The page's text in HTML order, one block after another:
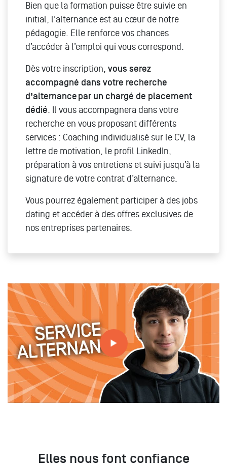
Bien que la formation puisse être suivie en
initial, l'alternance est au cœur de notre
pédagogie. Elle renforce vos chances
d’accéder à l’emploi qui vous correspond.
Dès votre inscription, vous serez
accompagné dans votre recherche
d’alternance par un chargé de placement
dédié . Il vous accompagnera dans votre
recherche en vous proposant différents
services : Coaching individualisé sur le CV, la
lettre de motivation, le profil LinkedIn,
préparation à vos entretiens et suivi jusqu’à la
signature de votre contrat d’alternance.
Vous pourrez également participer à des jobs
dating et accéder à des offres exclusives de
nos entreprises partenaires.
Tout savoir sur le service alternance à MBA ESG avec
Pierre
Elles nous font confiance